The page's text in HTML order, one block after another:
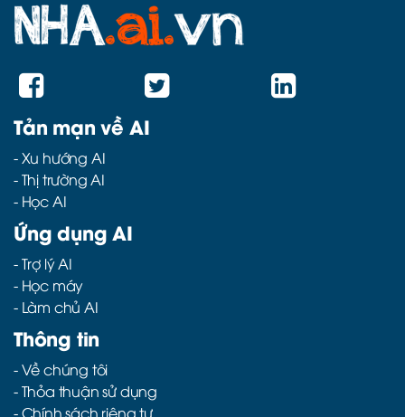
Tản mạn về AI
-Xu hướng AI
-Thị trường AI
- Học AI
Ứng dụng AI
-Trợ lý AI
- Học máy
- Làm chủ AI
Thông tin
- Về chúng tôi
- Thỏa thuận sử dụng
- Chính sách riêng tư